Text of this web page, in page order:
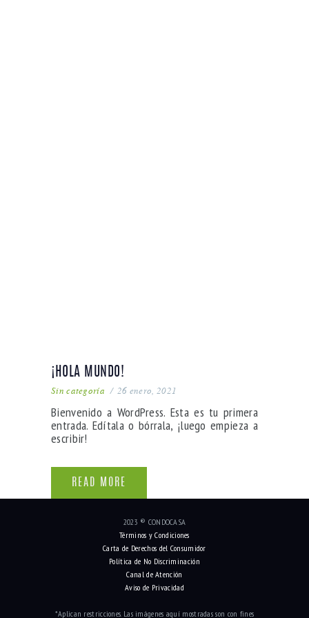
¡HOLA MUNDO!
Sin categoría 26 enero, 2021
Bienvenido a WordPress. Esta es tu primera
entrada. Edítala o bórrala, ¡luego empieza a
escribir!
READ MORE
2023 ® CONDOCASA
Términos y Condiciones
Carta de Derechos del Consumidor
Política de No Discriminación
Canal de Atención
Aviso de Privacidad
*Aplican restricciones. Las imágenes aquí mostradas son con fines